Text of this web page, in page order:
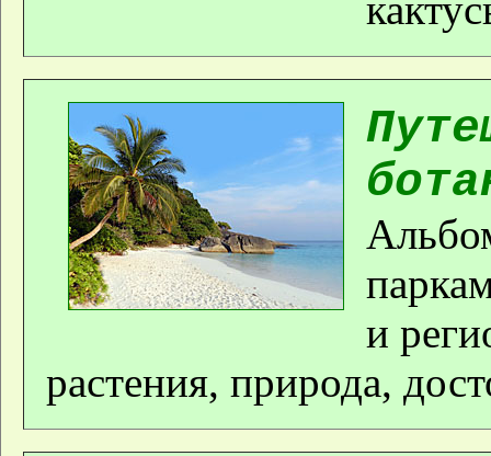
и
растения, природа,